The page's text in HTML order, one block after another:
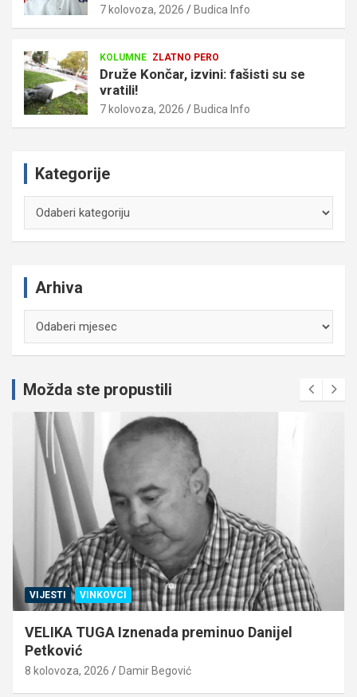
7 kolovoza, 2026 Budica Info
KOLUMNE ZLATNO PERO
Druže Končar, izvini: fašisti su se
vratili!
7 kolovoza, 2026 Budica Info
Kategorije
Arhiva
Možda ste propustili
VIJESTI VINKOVCI
VELIKA TUGA Iznenada preminuo Danijel
Petković
8 kolovoza, 2026 Damir Begović